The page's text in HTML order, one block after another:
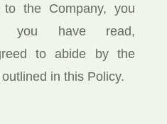
the Company, you
you have read,
to abide by the
in this Policy.